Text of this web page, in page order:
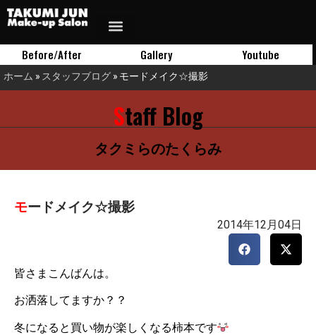
Before/After Gallery Youtube
ホーム » スタッフブログ » モードメイク☆撮影
Staff Blog
タクミらのたくらみ
モードメイク☆撮影
2014年12月04日
皆さまこんばんは。
お洒落してますか？？
冬になると買い物が楽しくなる柿本です